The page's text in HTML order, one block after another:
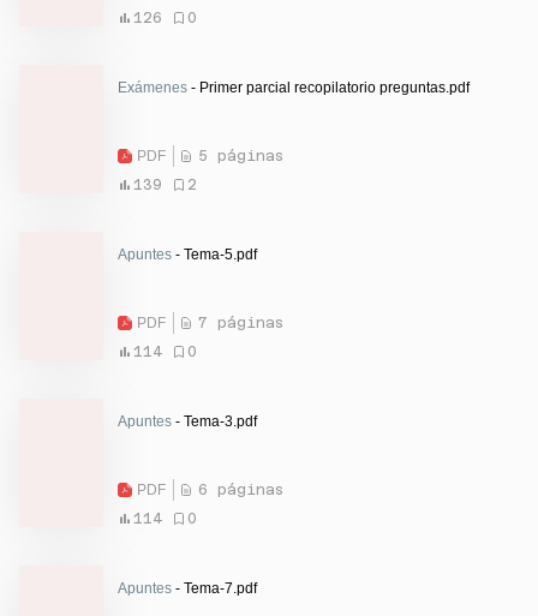
126
0
Exámenes - Primer parcial recopilatorio preguntas.pdf
PDF
5 páginas
139
2
Apuntes - Tema-5.pdf
PDF
7 páginas
114
0
Apuntes - Tema-3.pdf
PDF
6 páginas
114
0
Apuntes - Tema-7.pdf